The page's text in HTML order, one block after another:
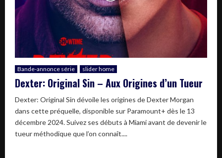
Bande-annonce série slider home
Dexter: Original Sin – Aux Origines d’un Tueur
Dexter: Original Sin dévoile les origines de Dexter Morgan
dans cette préquelle, disponible sur Paramount+ dès le 13
décembre 2024. Suivez ses débuts à Miami avant de devenir le
tueur méthodique que l’on connaît....